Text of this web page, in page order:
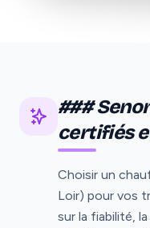
###
certifiés
Choisir un
Loir) pour vos
sur la fiabilité,